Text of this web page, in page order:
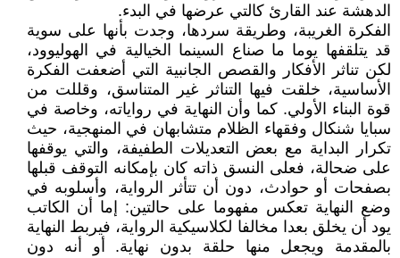
الدهشة عند القارئ كالتي عرضها في البدء.
الفكرة الغريبة، وطريقة سردها، وجدت بأنها على سوية
قد يتلقفها يوما ما صناع السينما الخيالية في الهوليوود،
لكن تناثر الأفكار والقصص الجانبية التي أضعفت الفكرة
الأساسية، خلقت فيها التناثر غير المتناسق، وقللت من
قوة البناء الأولي. كما وأن النهاية في رواياته، وخاصة في
سبايا شنكال وفقهاء الظلام متشابهان في المنهجية، حيث
تكرار البداية مع بعض التعديلات الطفيفة، والتي يوقفها
على ضحالة، فعلى النسق ذاته كان بإمكانه التوقف قبلها
بصفحات أو حوادث، دون أن تتأثر الرواية، وأسلوبه في
وضع النهاية تعكس مفهوما على حالتين: إما أن الكاتب
يود أن يخلق بعدا مخالفا لكلاسيكية الرواية، فيربط النهاية
بالمقدمة ويجعل منها حلقة بدون نهاية. أو أنه دون